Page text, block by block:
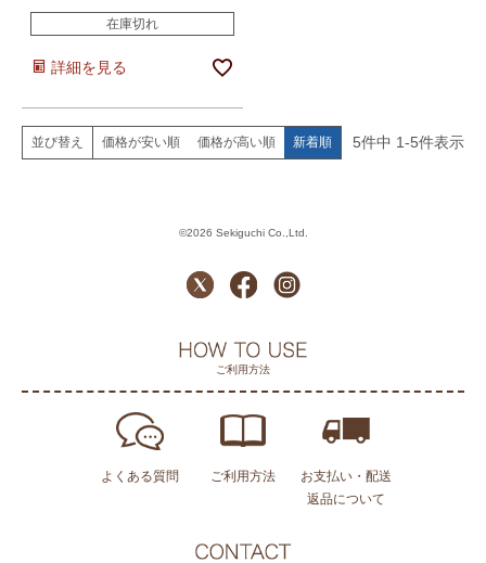
在庫切れ
詳細を見る
並び替え 価格が安い順 価格が高い順 新着順 5件中 1-5件表示
©2026 Sekiguchi Co.,Ltd.
ご利用方法
よくある質問 ご利用方法
お支払い・配送
返品について